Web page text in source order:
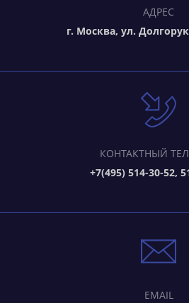
АДРЕС
г. Москва, ул.
КОНТАКТНЫЙ
+7(495) 514-30-52,
EMAIL